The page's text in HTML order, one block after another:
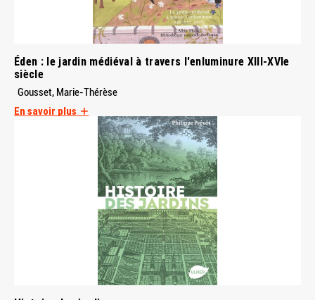
Éden : le jardin médiéval à travers l'enluminure XIII-XVIe
siècle
Gousset, Marie-Thérèse
En savoir plus